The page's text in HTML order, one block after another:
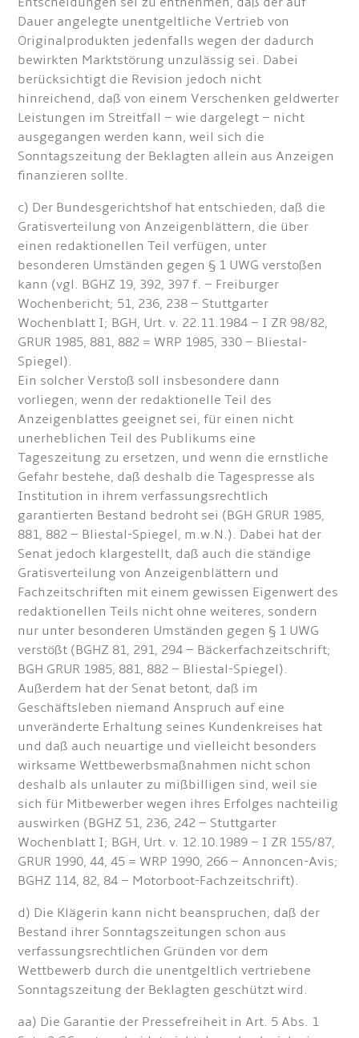
Dauer angelegte unentgeltliche Vertrieb von
Originalprodukten jedenfalls wegen der dadurch
bewirkten Marktstörung unzulässig sei. Dabei
berücksichtigt die Revision jedoch nicht
hinreichend, daß von einem Verschenken geldwerter
Leistungen im Streitfall – wie dargelegt – nicht
ausgegangen werden kann, weil sich die
Sonntagszeitung der Beklagten allein aus Anzeigen
finanzieren sollte.
c) Der Bundesgerichtshof hat entschieden, daß die
Gratisverteilung von Anzeigenblättern, die über
einen redaktionellen Teil verfügen, unter
besonderen Umständen gegen § 1 UWG verstoßen
kann (vgl. BGHZ 19, 392, 397 f. – Freiburger
Wochenbericht; 51, 236, 238 – Stuttgarter
Wochenblatt I; BGH, Urt. v. 22.11.1984 – I ZR 98/82,
GRUR 1985, 881, 882 = WRP 1985, 330 – Bliestal-
Spiegel).
Ein solcher Verstoß soll insbesondere dann
vorliegen, wenn der redaktionelle Teil des
Anzeigenblattes geeignet sei, für einen nicht
unerheblichen Teil des Publikums eine
Tageszeitung zu ersetzen, und wenn die ernstliche
Gefahr bestehe, daß deshalb die Tagespresse als
Institution in ihrem verfassungsrechtlich
garantierten Bestand bedroht sei (BGH GRUR 1985,
881, 882 – Bliestal-Spiegel, m.w.N.). Dabei hat der
Senat jedoch klargestellt, daß auch die ständige
Gratisverteilung von Anzeigenblättern und
Fachzeitschriften mit einem gewissen Eigenwert des
redaktionellen Teils nicht ohne weiteres, sondern
nur unter besonderen Umständen gegen § 1 UWG
verstößt (BGHZ 81, 291, 294 – Bäckerfachzeitschrift;
BGH GRUR 1985, 881, 882 – Bliestal-Spiegel).
Außerdem hat der Senat betont, daß im
Geschäftsleben niemand Anspruch auf eine
unveränderte Erhaltung seines Kundenkreises hat
und daß auch neuartige und vielleicht besonders
wirksame Wettbewerbsmaßnahmen nicht schon
deshalb als unlauter zu mißbilligen sind, weil sie
sich für Mitbewerber wegen ihres Erfolges nachteilig
auswirken (BGHZ 51, 236, 242 – Stuttgarter
Wochenblatt I; BGH, Urt. v. 12.10.1989 – I ZR 155/87,
GRUR 1990, 44, 45 = WRP 1990, 266 – Annoncen-Avis;
BGHZ 114, 82, 84 – Motorboot-Fachzeitschrift).
d) Die Klägerin kann nicht beanspruchen, daß der
Bestand ihrer Sonntagszeitungen schon aus
verfassungsrechtlichen Gründen vor dem
Wettbewerb durch die unentgeltlich vertriebene
Sonntagszeitung der Beklagten geschützt wird.
aa) Die Garantie der Pressefreiheit in Art. 5 Abs. 1